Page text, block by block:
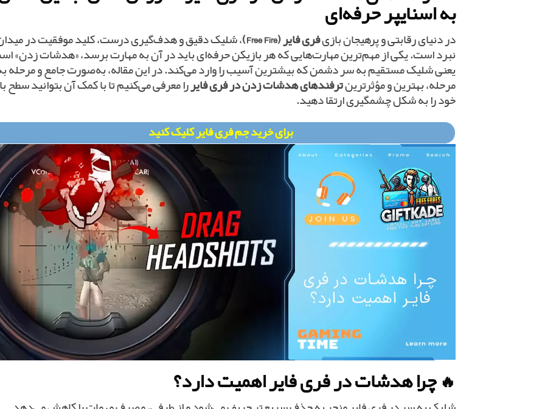
به اسنایپر حرفه‌ای
در دنیای رقابتی و پرهیجان بازیفری فایر (Free Fire)
، شلیک دقیق و هدف‌گیری درست، کلید موفقیت در
نبرد است. یکی از مهم‌ترین مهارت‌هایی که هر بازیکن حرفه‌ای باید در آن به مهارت برسد، «هدشات زدن»
یعنی شلیک مستقیم به سر دشمن که بیشترین آسیب را وارد می‌کند. در این مقاله، به‌صورت جامع و مرحله
مرحله، بهترین و مؤثرترینترفندهای هدشات زدن در فری فایررا معرفی می‌کنیم تا با کمک آن بتوانید سطح
خود را به شکل چشمگیری ارتقا دهید.
برای خرید جم فری فایر کلیک کنید
🔥چرا هدشات در فری فایر اهمیت دارد؟